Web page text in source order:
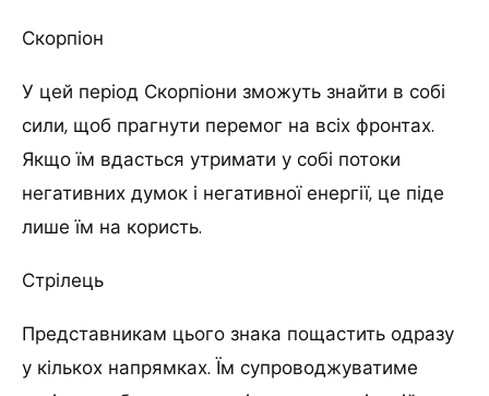
Скорпіон
У цей період Скорпіони зможуть знайти в собі
сили, щоб прагнути перемог на всіх фронтах.
Якщо їм вдасться утримати у собі потоки
негативних думок і негативної енергії, це піде
лише їм на користь.
Стрілець
Представникам цього знака пощастить одразу
у кількох напрямках. Їм супроводжуватиме